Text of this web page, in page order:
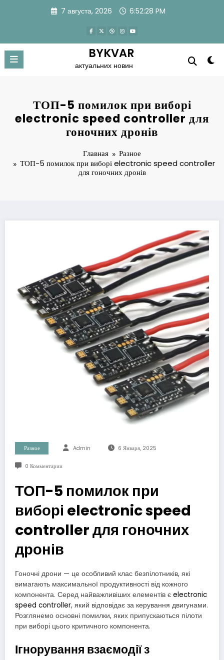
7 августа, 2026 6:52:28 PM
BYKVAR
актуальних новин
ТОП-5 помилок при виборі
electronic speed controller для
гоночних дронів
Главная
Разное
ТОП-5 помилок при виборі electronic speed controller
для гоночних дронів
Разное Admin 6 Января, 2025
0 Комментарии
ТОП-5 помилок при
виборі electronic speed
controller для гоночних
дронів
Гоночні дрони — це особливий клас безпілотників, які
вимагають максимальної продуктивності від кожного
компонента. Серед найважливіших елементів є electronic
speed controller, який відповідає за керування двигунами.
Розглянемо основні помилки, яких припускаються пілоти
при виборі цього критичного компонента.
Ігнорування взаємодії з